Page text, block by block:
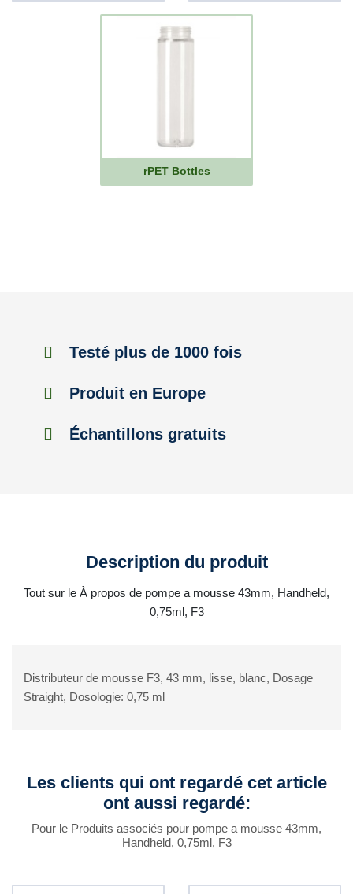
rPET Bottles
Testé plus de 1000 fois
Produit en Europe
Échantillons gratuits
Description du produit
Tout sur le À propos de pompe a mousse 43mm, Handheld,
0,75ml, F3
Distributeur de mousse F3, 43 mm, lisse, blanc, Dosage
Straight, Dosologie: 0,75 ml
Les clients qui ont regardé cet article
ont aussi regardé:
Pour le Produits associés pour pompe a mousse 43mm,
Handheld, 0,75ml, F3